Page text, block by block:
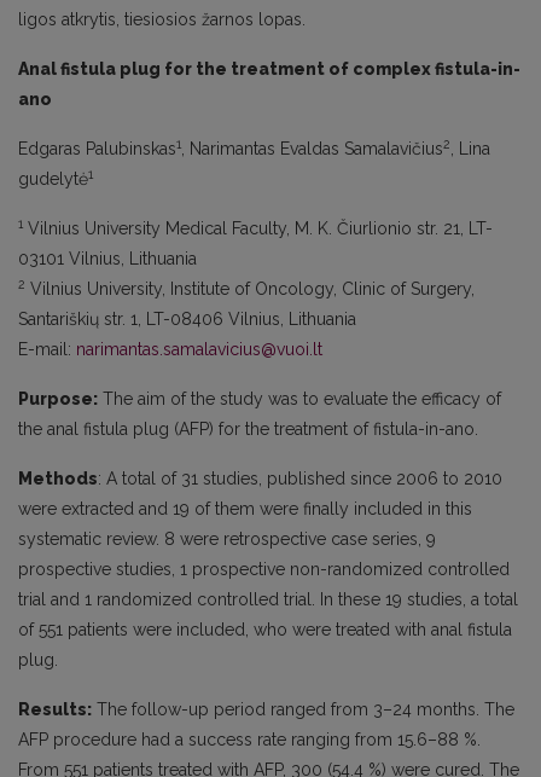
ligos atkrytis, tiesiosios žarnos lopas.
Anal fistula plug for the treatment of complex fistula-in-
ano
Edgaras Palubinskas1 , Narimantas Evaldas Samalavičius2
, Lina
gudelytė1
1 Vilnius University Medical Faculty, M. K. Čiurlionio str. 21, LT-
03101 Vilnius, Lithuania
2 Vilnius University, Institute of Oncology, Clinic of Surgery,
Santariškių str. 1, LT-08406 Vilnius, Lithuania
E-mail: narimantas.samalavicius@vuoi.lt
Purpose: The aim of the study was to evaluate the efficacy of
the anal fistula plug (AFP) for the treatment of fistula-in-ano.
Methods: A total of 31 studies, published since 2006 to 2010
were extracted and 19 of them were finally included in this
systematic review. 8 were retrospective case series, 9
prospective studies, 1 prospective non-randomized controlled
trial and 1 randomized controlled trial. In these 19 studies, a total
of 551 patients were included, who were treated with anal fistula
plug.
Results: The follow-up period ranged from 3–24 months. The
AFP procedure had a success rate ranging from 15.6–88 %.
From 551 patients treated with AFP, 300 (54.4 %) were cured. The